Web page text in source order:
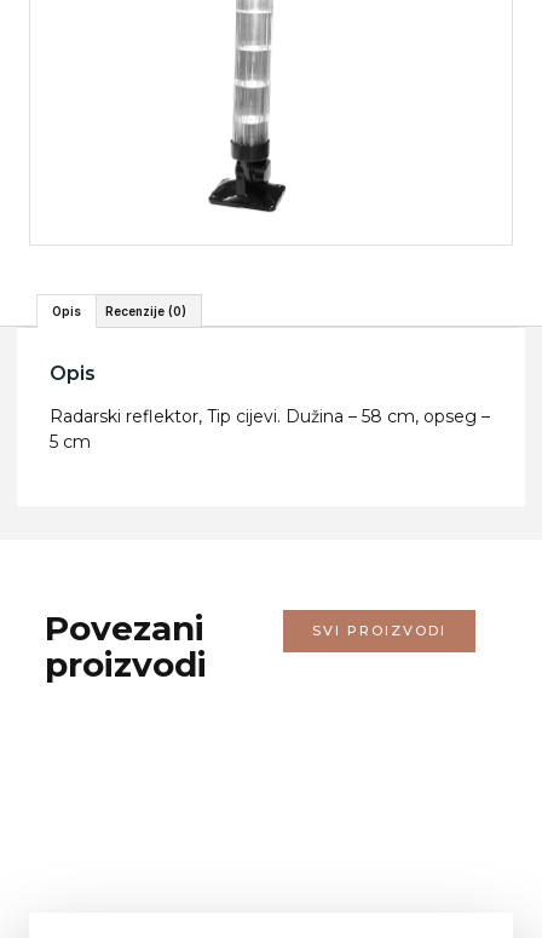
Opis Recenzije (0)
Opis
Radarski reflektor, Tip cijevi. Dužina – 58 cm, opseg –
5 cm
Povezani
proizvodi
SVI PROIZVODI